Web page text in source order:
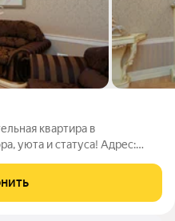
квартира в
ремонтом в стиле
2-м